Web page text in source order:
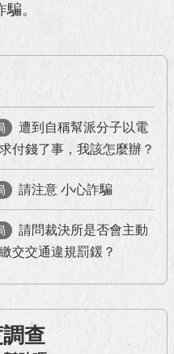
。
遭到自稱幫派分子以電
付錢了事，我該怎麼辦？
請注意 小心詐騙
請問裁決所是否會主動
交交通違規罰鍰？
查